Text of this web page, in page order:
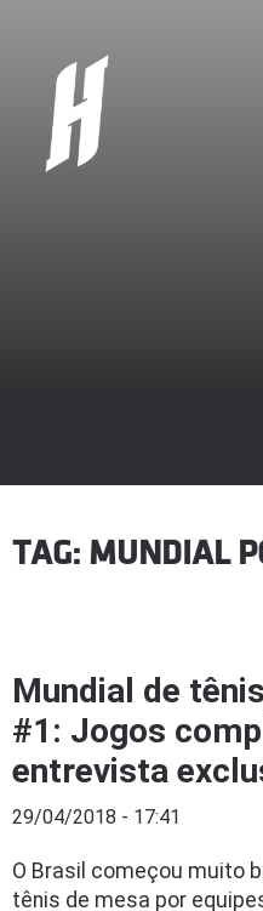
TAG: MUNDIAL
Mundial de
#1: Jogos
entrevista
29/04/2018 - 17:41
O Brasil começou muito
tênis de mesa por